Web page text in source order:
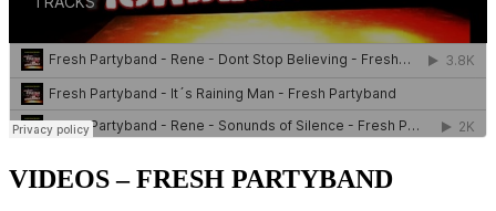
VIDEOS – FRESH PARTYBAND